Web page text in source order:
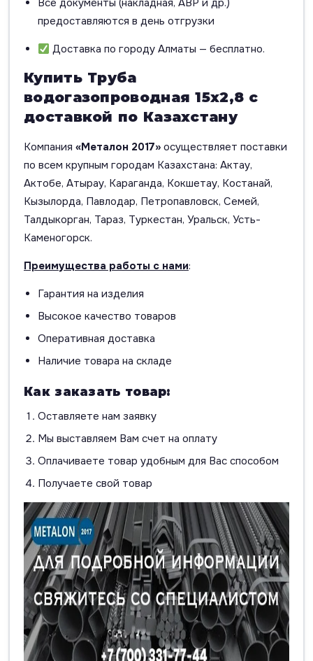
Все документы (накладная, АВР и др.)
предоставляются в день отгрузки
Доставка по городу Алматы — бесплатно.
Купить Труба
водогазопроводная 15х2,8 с
доставкой по Казахстану
Компания «Металон 2017» осуществляет поставки
по всем крупным городам Казахстана: Актау,
Актобе, Атырау, Караганда, Кокшетау, Костанай,
Кызылорда, Павлодар, Петропавловск, Семей,
Талдыкорган, Тараз, Туркестан, Уральск, Усть-
Каменогорск.
Преимущества работы с нами:
Гарантия на изделия
Высокое качество товаров
Оперативная доставка
Наличие товара на складе
Как заказать товар:
Оставляете нам заявку
Мы выставляем Вам счет на оплату
Оплачиваете товар удобным для Вас способом
Получаете свой товар